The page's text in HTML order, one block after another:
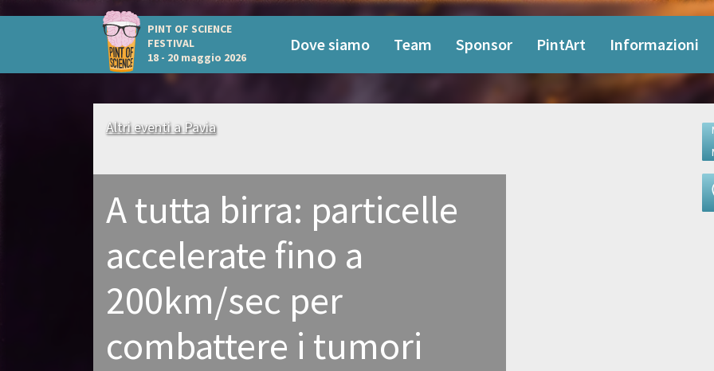
PINT OF SCIENCE
FESTIVAL
18 - 20 maggio 2026
Dove siamo Team Sponsor PintArt Informazioni
Altri eventi a Pavia
A tutta birra: particelle
accelerate fino a
200km/sec per
combattere i tumori